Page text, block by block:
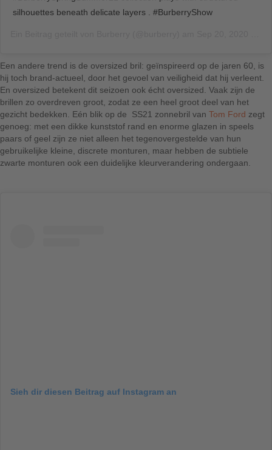
silhouettes beneath delicate layers . #BurberryShow
Een andere trend is de oversized bril: geïnspireerd op de jaren 60, is
hij toch brand-actueel, door het gevoel van veiligheid dat hij verleent.
En oversized betekent dit seizoen ook écht oversized. Vaak zijn de
brillen zo overdreven groot, zodat ze een heel groot deel van het
gezicht bedekken. Eén blik op de SS21 zonnebril van Tom Ford zegt
genoeg: met een dikke kunststof rand en enorme glazen in speels
paars of geel zijn ze niet alleen het tegenovergestelde van hun
gebruikelijke kleine, discrete monturen, maar hebben de subtiele
zwarte monturen ook een duidelijke kleurverandering ondergaan.
Sieh dir diesen Beitrag auf Instagram an